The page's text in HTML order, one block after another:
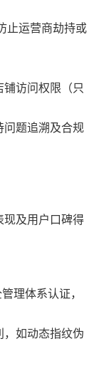
止运营商劫持或
铺访问权限（只
问题追溯及合规
现及用户口碑得
理体系认证，
，如动态指纹伪